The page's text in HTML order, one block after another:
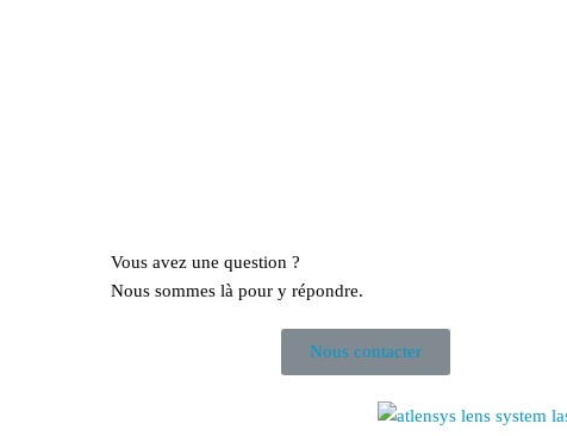
Vous avez une question ?
Nous sommes là pour y répondre.
Nous contacter